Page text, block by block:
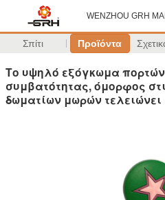
WENZHOU GRH
Σπίτι Προϊόντα
Το υψηλό εξόγκωμα
συμβατότητας, όμορφος
δωματίων μωρών τελειώνει